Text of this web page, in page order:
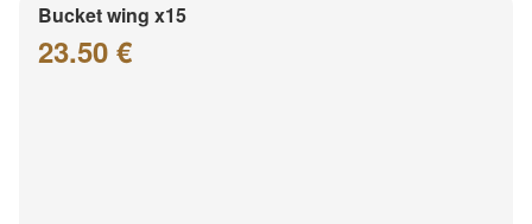
Bucket wing x15
23.50 €